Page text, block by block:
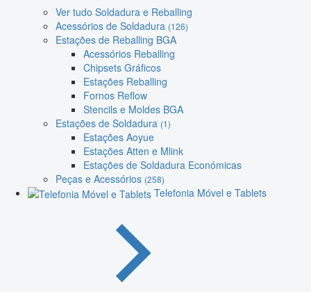
Ver tudo Soldadura e Reballing
Acessórios de Soldadura (126)
Estações de Reballing BGA
Acessórios Reballing
Chipsets Gráficos
Estações Reballing
Fornos Reflow
Stencils e Moldes BGA
Estações de Soldadura (1)
Estações Aoyue
Estações Atten e Mlink
Estações de Soldadura Económicas
Peças e Acessórios (258)
Telefonia Móvel e Tablets